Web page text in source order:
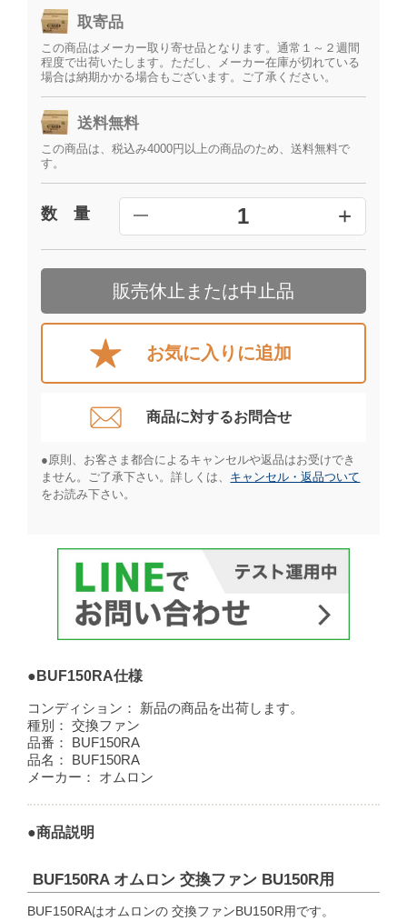
取寄品
この商品はメーカー取り寄せ品となります。通常１～２週間
程度で出荷いたします。ただし、メーカー在庫が切れている
場合は納期かかる場合もございます。ご了承ください。
送料無料
この商品は、税込み4000円以上の商品のため、送料無料で
す。
数 量 ━ 1 +
販売休止または中止品
お気に入りに追加
商品に対するお問合せ​
●原則、お客さま都合によるキャンセルや返品はお受けでき
ません。ご了承下さい。詳しくは、 キャンセル・返品ついて
をお読み下さい。​
●BUF150RA仕様
コンディション：
新品の商品を出荷します。
種別：
交換ファン
品番：
BUF150RA
品名：
BUF150RA
メーカー：
オムロン
●商品説明
BUF150RA オムロン 交換ファン BU150R用
BUF150RAはオムロンの 交換ファンBU150R用です。